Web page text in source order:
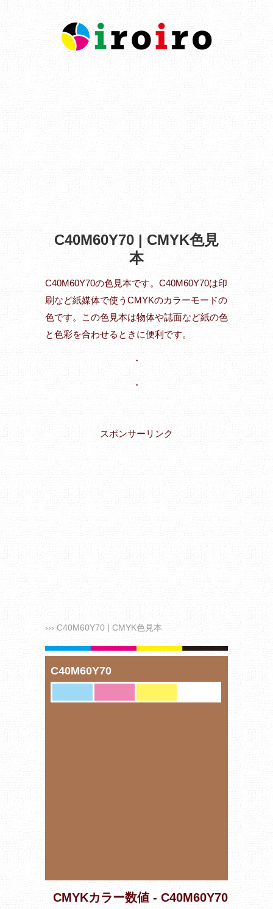
C40M60Y70 | CMYK色見
本
C40M60Y70の色見本です。C40M60Y70は印
刷など紙媒体で使うCMYKのカラーモードの
色です。この色見本は物体や誌面など紙の色
と色彩を合わせるときに便利です。
・
・
スポンサーリンク
››› C40M60Y70 | CMYK色見本
C40M60Y70
CMYKカラー数値 - C40M60Y70